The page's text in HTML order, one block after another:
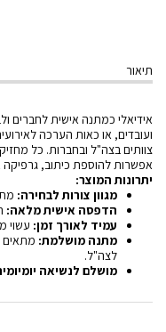
תיאור
אידיאלי כמתנה אישית לחברים
ועובדים, או כאות הערכה
צוותים בצה"ל ובחברות. כל
אפשרות להוספת כיתוב, גרפיקה
יתרונות המוצר:
מגוון צורות לבחירה:
הדפסה אישית מלאה:
עמיד לאורך זמן: עשוי
מתנה מושלמת: מתאים
לצה"ל.
מושלם לנשיאה